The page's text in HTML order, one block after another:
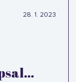
28. 1. 2023